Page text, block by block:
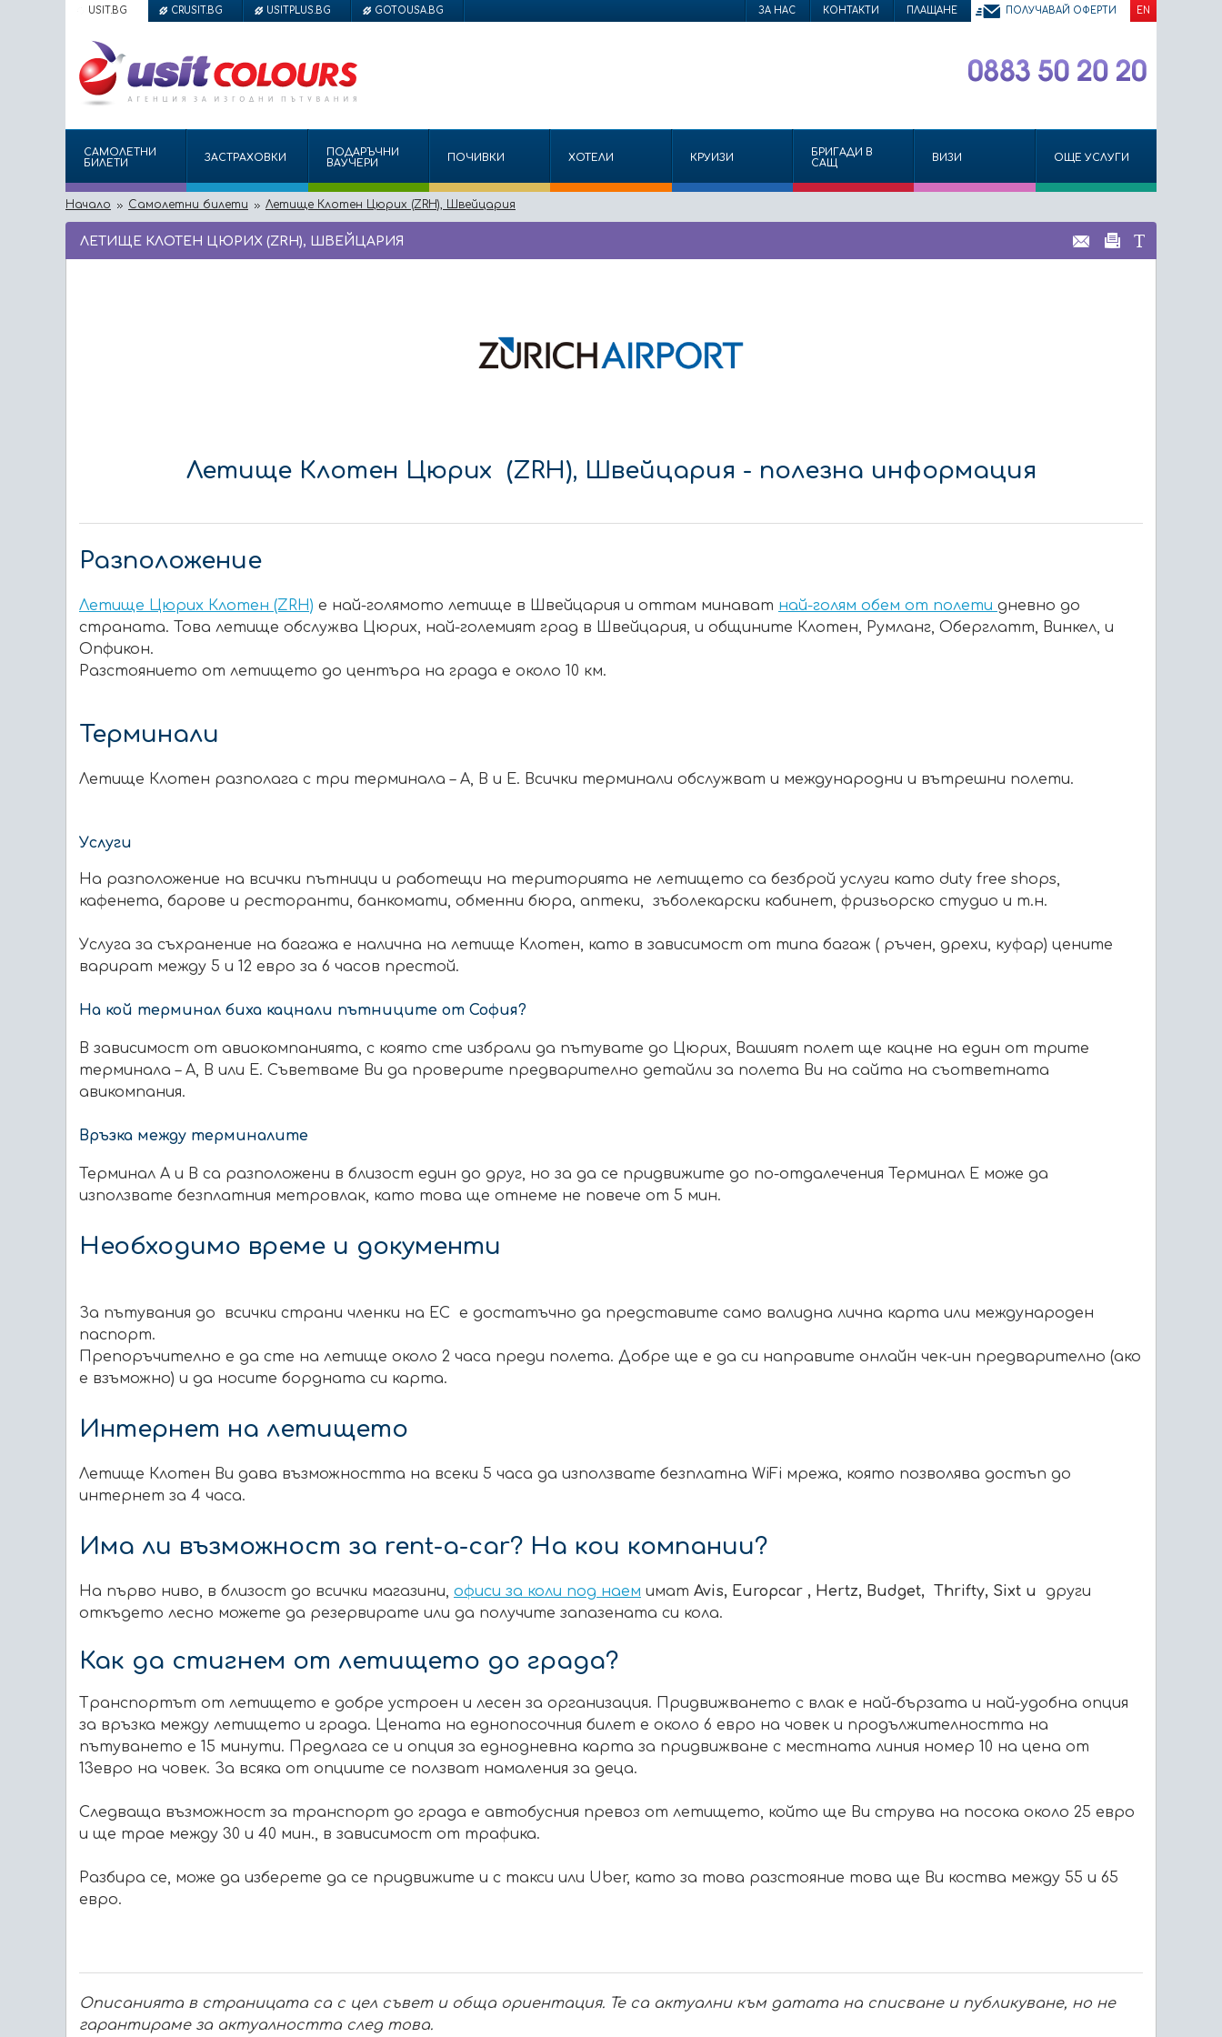
USIT.BG CRUSIT.BG USITPLUS.BG GOTOUSA.BG ЗА НАС КОНТАКТИ ПЛАЩАНЕ ПОЛУЧАВАЙ ОФЕРТИ EN
САМОЛЕТНИ
БИЛЕТИ
ЗАСТРАХОВКИ
ПОДАРЪЧНИ
ВАУЧЕРИ
ПОЧИВКИ ХОТЕЛИ КРУИЗИ
БРИГАДИ В
САЩ
ВИЗИ ОЩЕ УСЛУГИ
Начало Самолетни билети Летище Клотен Цюрих (ZRH), Швейцария
ЛЕТИЩЕ КЛОТЕН ЦЮРИХ (ZRH), ШВЕЙЦАРИЯ
Летище Клотен Цюрих (ZRH), Швейцария - полезна информация
Разположение
Летище Цюрих Клотен (ZRH) е най-голямото летище в Швейцария и оттам минават най-голям обем от полети дневно до
страната. Това летище обслужва Цюрих, най-големият град в Швейцария, и общините Клотен, Румланг, Оберглатт, Винкел, и
Опфикон.
Разстоянието от летището до центъра на града е около 10 км.
Терминали
Летище Клотен разполага с три терминала – A, B и E. Всички терминали обслужват и международни и вътрешни полети.
Услуги
На разположение на всички пътници и работещи на територията не летището са безброй услуги като duty free shops,
кафенета, барове и ресторанти, банкомати, обменни бюра, аптеки, зъболекарски кабинет, фризьорско студио и т.н.
Услуга за съхранение на багажа е налична на летище Клотен, като в зависимост от типа багаж ( ръчен, дрехи, куфар) цените
варират между 5 и 12 евро за 6 часов престой.
На кой терминал биха кацнали пътниците от София?
В зависимост от авиокомпанията, с която сте избрали да пътувате до Цюрих, Вашият полет ще кацне на един от трите
терминала – A, B или E. Съветваме Ви да проверите предварително детайли за полета Ви на сайта на съответната
авикомпания.
Връзка между терминалите
Терминал A и B са разположени в близост един до друг, но за да се придвижите до по-отдалечения Терминал E може да
използвате безплатния метровлак, като това ще отнеме не повече от 5 мин.
Необходимо време и документи
За пътувания до всички страни членки на ЕС е достатъчно да представите само валидна лична карта или международен
паспорт.
Препоръчително е да сте на летище около 2 часа преди полета. Добре ще е да си направите онлайн чек-ин предварително (ако
е взъможно) и да носите бордната си карта.
Интернет на летището
Летище Клотен Ви дава възможността на всеки 5 часа да използвате безплатна WiFi мрежа, която позволява достъп до
интернет за 4 часа.
Има ли възможност за rent-a-car? На кои компании?
На първо ниво, в близост до всички магазини, офиси за коли под наем имат Avis, Europcar , Hertz, Budget, Thrifty, Sixt и други
откъдето лесно можете да резервирате или да получите запазената си кола.
Как да стигнем от летището до града?
Транспортът от летището е добре устроен и лесен за организация. Придвижването с влак е най-бързата и най-удобна опция
за връзка между летището и града. Цената на еднопосочния билет е около 6 евро на човек и продължителността на
пътуването е 15 минути. Предлага се и опция за еднодневна карта за придвижване с местната линия номер 10 на цена от
13евро на човек. За всяка от опциите се ползват намаления за деца.
Следваща възможност за транспорт до града е автобусния превоз от летището, който ще Ви струва на посока около 25 евро
и ще трае между 30 и 40 мин., в зависимост от трафика.
Разбира се, може да изберете да се придвижите и с такси или Uber, като за това разстояние това ще Ви коства между 55 и 65
евро.
Описанията в страницата са с цел съвет и обща ориентация. Те са актуални към датата на списване и публикуване, но не
гарантираме за актуалността след това.